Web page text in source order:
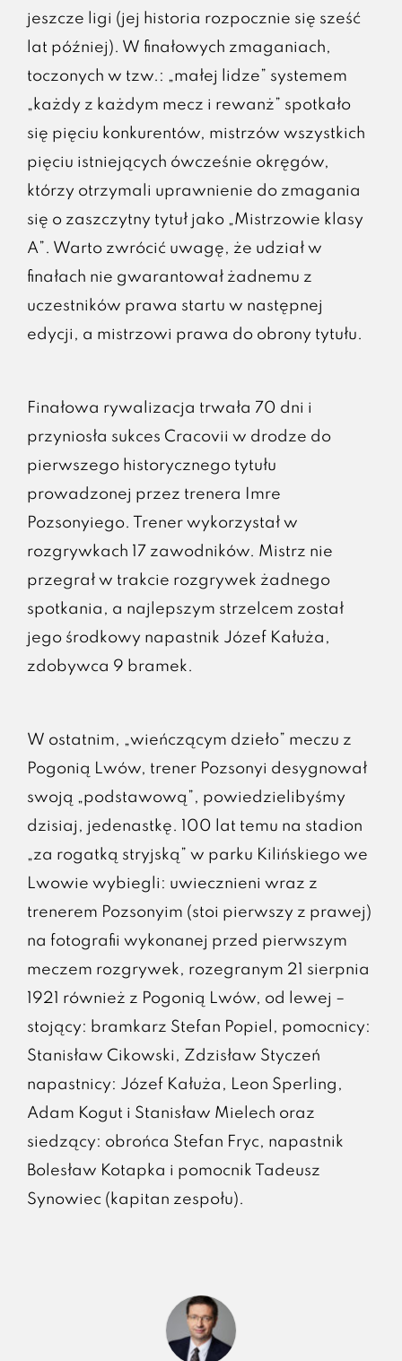
jeszcze ligi (jej historia rozpocznie się sześć
lat później). W finałowych zmaganiach,
toczonych w tzw.: „małej lidze” systemem
„każdy z każdym mecz i rewanż” spotkało
się pięciu konkurentów, mistrzów wszystkich
pięciu istniejących ówcześnie okręgów,
którzy otrzymali uprawnienie do zmagania
się o zaszczytny tytuł jako „Mistrzowie klasy
A”. Warto zwrócić uwagę, że udział w
finałach nie gwarantował żadnemu z
uczestników prawa startu w następnej
edycji, a mistrzowi prawa do obrony tytułu.
Finałowa rywalizacja trwała 70 dni i
przyniosła sukces Cracovii w drodze do
pierwszego historycznego tytułu
prowadzonej przez trenera Imre
Pozsonyiego. Trener wykorzystał w
rozgrywkach 17 zawodników. Mistrz nie
przegrał w trakcie rozgrywek żadnego
spotkania, a najlepszym strzelcem został
jego środkowy napastnik Józef Kałuża,
zdobywca 9 bramek.
W ostatnim, „wieńczącym dzieło” meczu z
Pogonią Lwów, trener Pozsonyi desygnował
swoją „podstawową”, powiedzielibyśmy
dzisiaj, jedenastkę. 100 lat temu na stadion
„za rogatką stryjską” w parku Kilińskiego we
Lwowie wybiegli: uwiecznieni wraz z
trenerem Pozsonyim (stoi pierwszy z prawej)
na fotografii wykonanej przed pierwszym
meczem rozgrywek, rozegranym 21 sierpnia
1921 również z Pogonią Lwów, od lewej –
stojący: bramkarz Stefan Popiel, pomocnicy:
Stanisław Cikowski, Zdzisław Styczeń
napastnicy: Józef Kałuża, Leon Sperling,
Adam Kogut i Stanisław Mielech oraz
siedzący: obrońca Stefan Fryc, napastnik
Bolesław Kotapka i pomocnik Tadeusz
Synowiec (kapitan zespołu).